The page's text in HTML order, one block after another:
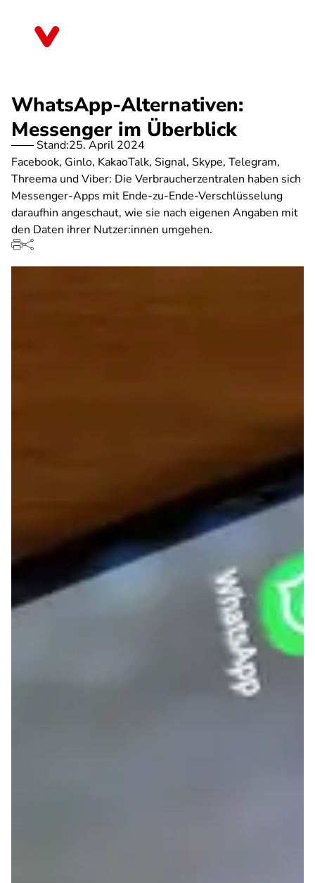
WhatsApp-Alternativen:
Messenger im Überblick
Stand:25. April 2024
Facebook, Ginlo, KakaoTalk, Signal, Skype, Telegram,
Threema und Viber: Die Verbraucherzentralen haben sich
Messenger-Apps mit Ende-zu-Ende-Verschlüsselung
daraufhin angeschaut, wie sie nach eigenen Angaben mit
den Daten ihrer Nutzer:innen umgehen.